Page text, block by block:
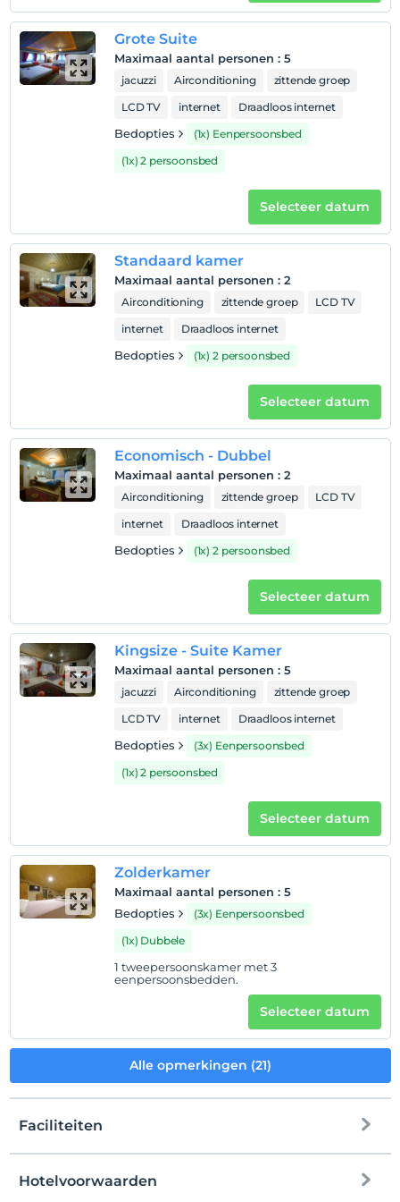
Grote Suite
Maximaal aantal personen : 5
jacuzzi Airconditioning
zittende groep
LCD TV
internet Draadloos internet
Bedopties
(1x) Eenpersoonsbed
(1x) 2 persoonsbed
Selecteer datum
Standaard kamer
Maximaal aantal personen : 2
Airconditioning zittende groep
LCD TV
internet
Draadloos internet
Bedopties (1x) 2 persoonsbed
Selecteer datum
Economisch - Dubbel
Maximaal aantal personen : 2
Airconditioning zittende groep
LCD TV
internet
Draadloos internet
Bedopties (1x) 2 persoonsbed
Selecteer datum
Kingsize - Suite Kamer
Maximaal aantal personen : 5
jacuzzi Airconditioning
zittende groep
LCD TV
internet Draadloos internet
Bedopties
(3x) Eenpersoonsbed
(1x) 2 persoonsbed
Selecteer datum
Zolderkamer
Maximaal aantal personen : 5
Bedopties
(3x) Eenpersoonsbed
(1x) Dubbele
1 tweepersoonskamer met 3
eenpersoonsbedden.
Selecteer datum
Alle opmerkingen (21)
Faciliteiten
Hotelvoorwaarden